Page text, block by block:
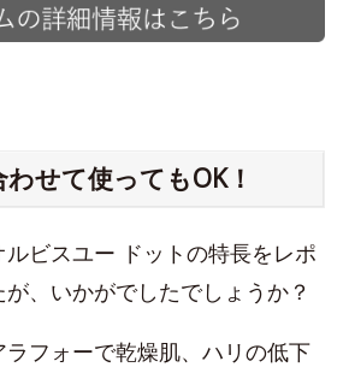
せて使ってもOK！
ビスユー ドットの特長をレポ
、いかがでしたでしょうか？
フォーで乾燥肌、ハリの低下